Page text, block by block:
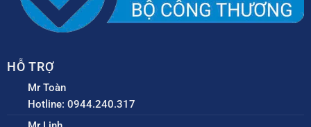
HỖ TRỢ
Mr Toàn
Hotline: 0944.240.317